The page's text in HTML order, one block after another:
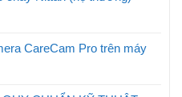
CareCam Pro trên máy